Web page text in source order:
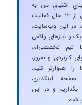
اشتیاقِ من به
دنیایِ HSE است. با بیش از ۱۳ سال فعالیت
در این وب‌سایت،
و نیازهای واقعیِ
تیم تخصصی‌ام،
کاربردی و به‌روز،
هموارتر کنیم.
لینکدین،
بگذاریم و در این